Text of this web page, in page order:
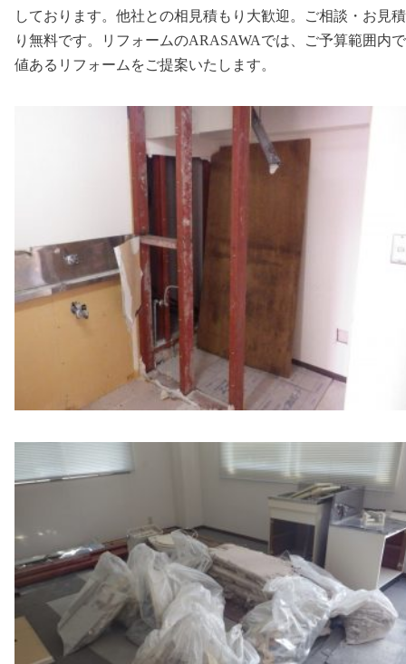
しております。他社との相見積もり大歓迎。ご相談・お見
り無料です。
リフォームのARASAWAでは、ご予算範囲内
値あるリフォームをご提案いたします。